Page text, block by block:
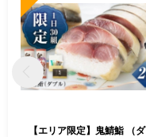
【エリア限定】鬼鯖鮨 （ダ